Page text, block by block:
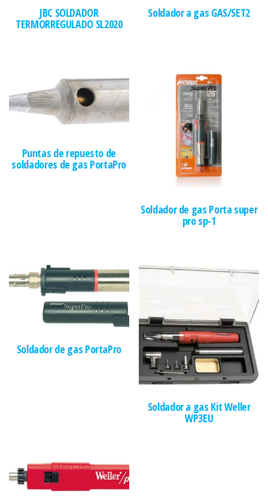
JBC SOLDADOR
TERMORREGULADO SL2020
Soldador a gas GAS/SET2
Puntas de repuesto de
soldadores de gas PortaPro
Soldador de gas Porta super
pro sp-1
Soldador de gas PortaPro
Soldador a gas Kit Weller
WP3EU